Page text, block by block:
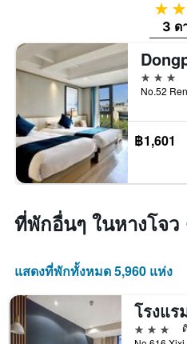
3
3 ด
3 ดาว
฿1,601
ที่พักอื่นๆ ในหางโจว
แสดงที่พักทั้งหมด 5,960 แห่ง
3 ดาว